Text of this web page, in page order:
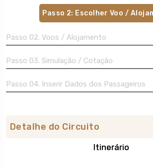
Passo 2: Escolher Voo /
Passo 02. Voos / Alojamento
Passo 03. Simulação / Cotação
Passo 04. Inserir Dados dos Passageiros
Detalhe do Circuito
Itinerário